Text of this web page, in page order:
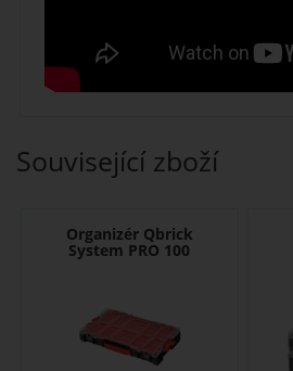
Související zboží
Organizér Qbrick
System PRO 100